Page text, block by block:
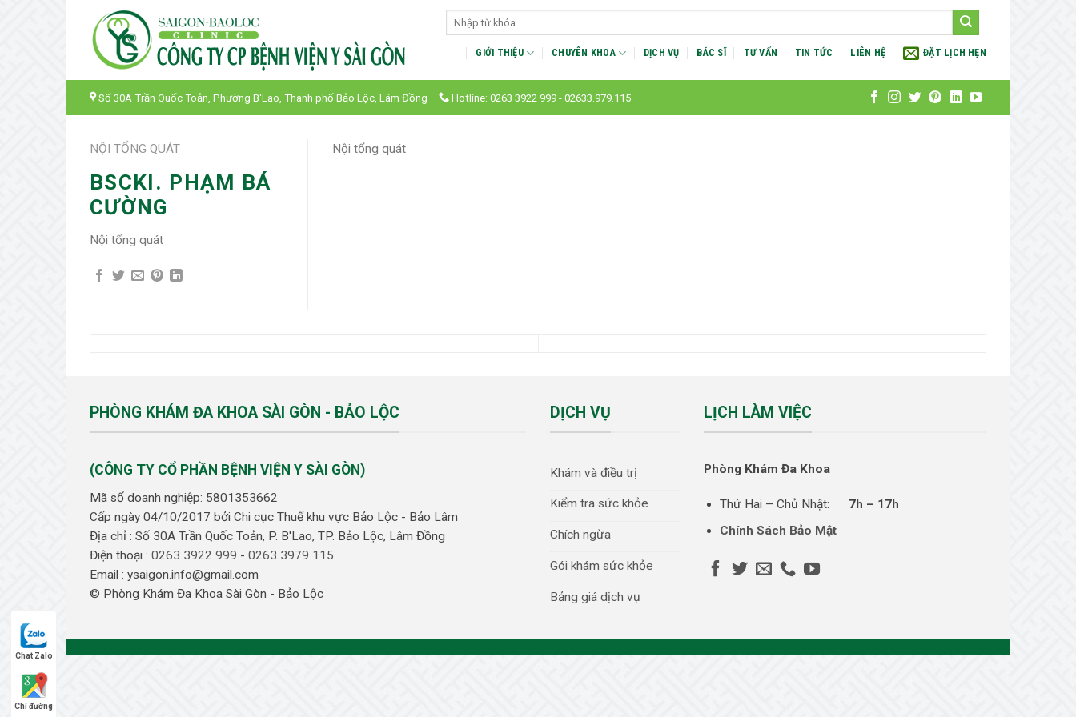
content
GIỚI THIỆU CHUYÊN KHOA DỊCH VỤ BÁC SĨ TƯ VẤN TIN TỨC LIÊN HỆ ĐẶT LỊCH HẸN
Số 30A Trần Quốc Toản, Phường B'Lao, Thành phố Bảo Lộc, Lâm Đồng Hotline: 0263 3922 999 - 02633.979.115
NỘI TỔNG QUÁT
BSCKI. PHẠM BÁ
CƯỜNG
Nội tổng quát
Nội tổng quát
PHÒNG KHÁM ĐA KHOA SÀI GÒN - BẢO LỘC
(CÔNG TY CỔ PHẦN BỆNH VIỆN Y SÀI GÒN)
Mã số doanh nghiệp: 5801353662
Cấp ngày 04/10/2017 bởi Chi cục Thuế khu vực Bảo Lộc - Bảo Lâm
Địa chỉ : Số 30A Trần Quốc Toản, P. B'Lao, TP. Bảo Lộc, Lâm Đồng
Điện thoại : 0263 3922 999 - 0263 3979 115
Email : ysaigon.info@gmail.com
© Phòng Khám Đa Khoa Sài Gòn - Bảo Lộc
DỊCH VỤ
Khám và điều trị
Kiểm tra sức khỏe
Chích ngừa
Gói khám sức khỏe
Bảng giá dịch vụ
LỊCH LÀM VIỆC
Phòng Khám Đa Khoa
Thứ Hai – Chủ Nhật: 7h – 17h
Chính Sách Bảo Mật
Chat Zalo
Chỉ đường